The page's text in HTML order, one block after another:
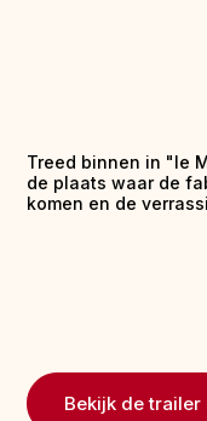
Treed binnen in "le
de plaats waar de
komen en de
Bekijk de trailer